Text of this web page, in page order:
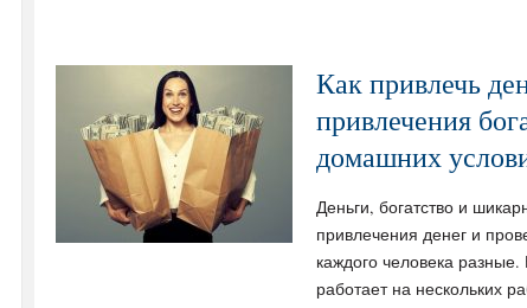
Как привлечь
привлечения
домашних
Деньги, богатство и
привлечения денег и
каждого человека
работает на нескольких